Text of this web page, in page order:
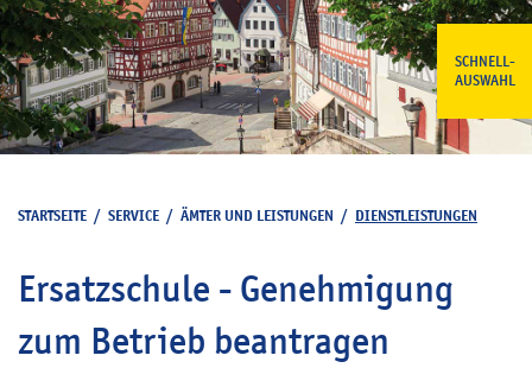
SCHNELL-
AUSWAHL
STARTSEITE / SERVICE / ÄMTER UND LEISTUNGEN / DIENSTLEISTUNGEN
Ersatzschule - Genehmigung
zum Betrieb beantragen